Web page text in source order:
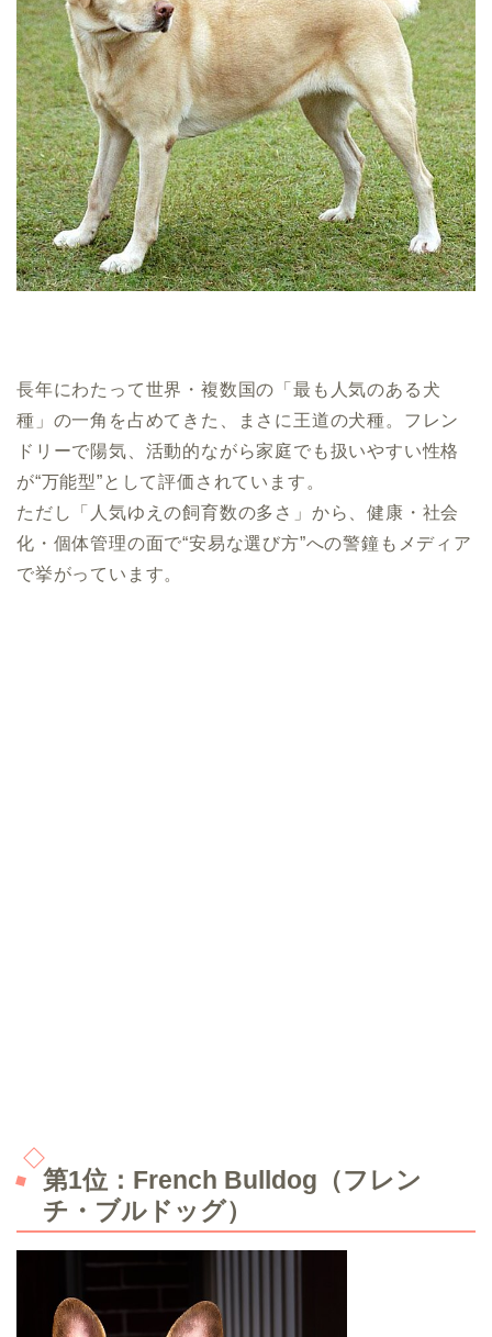
長年にわたって世界・複数国の「最も人気のある犬
種」の一角を占めてきた、まさに王道の犬種。フレン
ドリーで陽気、活動的ながら家庭でも扱いやすい性格
が“万能型”として評価されています。
ただし「人気ゆえの飼育数の多さ」から、健康・社会
化・個体管理の面で“安易な選び方”への警鐘もメディア
で挙がっています。
第1位：French Bulldog（フレン
チ・ブルドッグ）